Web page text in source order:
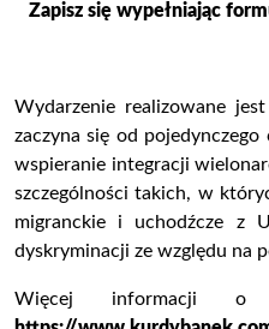
Zapisz się wypełniając
Wydarzenie realizowane
zaczyna się od pojedynczego
wspieranie integracji
szczególności takich, w
migranckie i uchodźcze z
dyskryminacji ze względu na
Więcej informacji